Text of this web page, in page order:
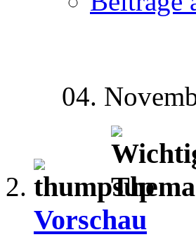
04.
Vorschau